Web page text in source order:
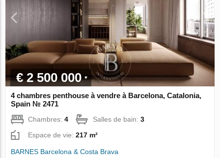
€ 2 500 000
4 chambres penthouse à vendre à Barcelona, Catalonia,
Spain № 2471
Chambres:4 Salles de bain:3
Espace de vie:217 m²
BARNES Barcelona & Costa Brava